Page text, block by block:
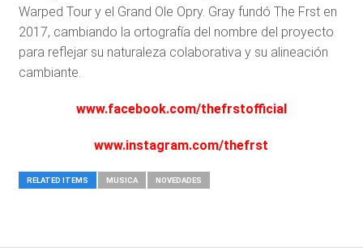
Warped Tour y el Grand Ole Opry. Gray fundó The Frst en
2017, cambiando la ortografía del nombre del proyecto
para reflejar su naturaleza colaborativa y su alineación
cambiante.
www.facebook.com/thefrstofficial
www.instagram.com/thefrst
RELATED ITEMS MUSICA NOVEDADES